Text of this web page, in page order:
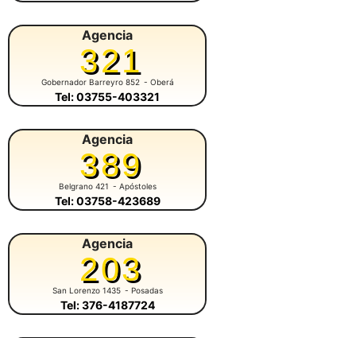
Agencia
321
Gobernador Barreyro 852 - Oberá
Tel: 03755-403321
Agencia
389
Belgrano 421 - Apóstoles
Tel: 03758-423689
Agencia
203
San Lorenzo 1435 - Posadas
Tel: 376-4187724